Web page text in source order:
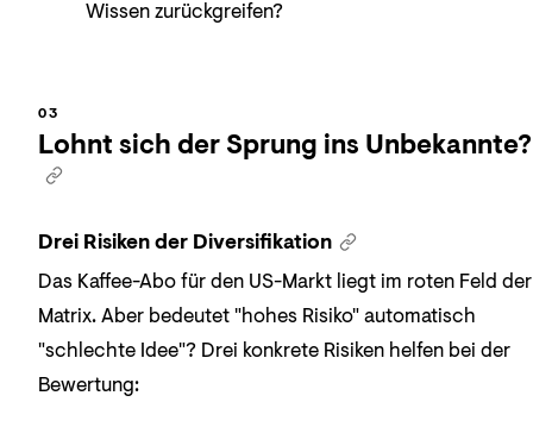
Wissen zurückgreifen?
Lohnt sich der Sprung ins Unbekannte?
Drei Risiken der Diversifikation
Das Kaffee-Abo für den US-Markt liegt im roten Feld der
Matrix. Aber bedeutet "hohes Risiko" automatisch
"schlechte Idee"? Drei konkrete Risiken helfen bei der
Bewertung: